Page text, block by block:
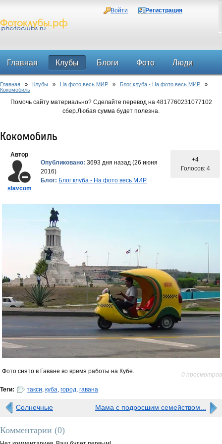
Войти Регистрация
Главная Клубы Блоги Фото Люди
Форум
Главная » Клубы » На фото весь МИР » Блог клуба - На фото весь МИР »
Кокомобиль
Помочь сайту материально? Сделайте перевод на 4817760231077102
сбер.Любая сумма будет полезна.
Кокомобиль
Автор
slavcom
Опубликовано: 3693 дня назад (26 июня
2016)
Блог: Блог клуба - На фото весь МИР
+4
Голосов: 4
Фото снято в Гаване во время работы на Кубе. 0 просмотров
Теги: такси куба город гавана
Солнечные Мама с подросшим семейством...
Комментарии (0)